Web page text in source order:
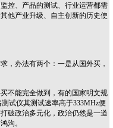
控、产品的测试、行业运营都需
产业升级、自主创新的历史使
法有两个：一是从国外买，
能完全做到，有的国家明文规
测试仪其测试速率高于333MHz便
破政治多元化，政治仍然是一道
。